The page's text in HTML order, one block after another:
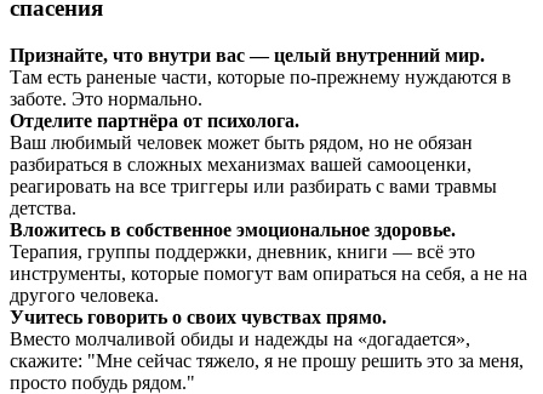
спасения
Признайте, что внутри вас — целый внутренний мир.
Там есть раненые части, которые по-прежнему нуждаются в
заботе. Это нормально.
Отделите партнёра от психолога.
Ваш любимый человек может быть рядом, но не обязан
разбираться в сложных механизмах вашей самооценки,
реагировать на все триггеры или разбирать с вами травмы
детства.
Вложитесь в собственное эмоциональное здоровье.
Терапия, группы поддержки, дневник, книги — всё это
инструменты, которые помогут вам опираться на себя, а не на
другого человека.
Учитесь говорить о своих чувствах прямо.
Вместо молчаливой обиды и надежды на «догадается»,
скажите: "Мне сейчас тяжело, я не прошу решить это за меня,
просто побудь рядом."